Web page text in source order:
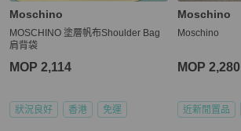
Moschino
MOSCHINO 塗層帆布Shoulder Bag
肩背袋
MOP 2,114
狀況良好 香港 免運
Moschino
Moschino
MOP 2,280
近新閒置品